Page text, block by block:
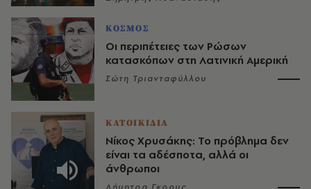
ΚΟΣΜΟΣ
Οι περιπέτειες των Ρώσων
κατασκόπων στη Λατινική Αμερική
Σώτη Τριανταφύλλου
ΚΑΤΟΙΚΙΔΙΑ
Νίκος Χρυσάκης: Το πρόβλημα δεν
είναι τα αδέσποτα, αλλά οι
άνθρωποι